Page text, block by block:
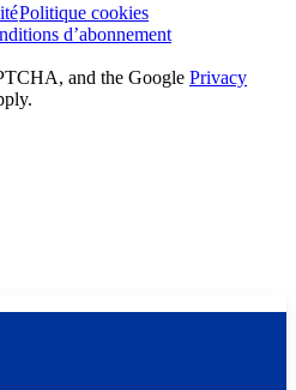
Politique cookies
d’abonnement
and the Google Privacy